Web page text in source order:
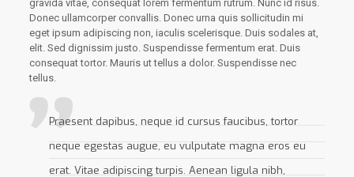
gravida vitae, consequat lorem fermentum rutrum. Nunc id risus.
Donec ullamcorper convallis. Donec urna quis sollicitudin mi
eget ipsum adipiscing non, iaculis scelerisque. Duis sodales at,
elit. Sed dignissim justo. Suspendisse fermentum erat. Duis
consequat tortor. Mauris ut tellus a dolor. Suspendisse nec
tellus.
Praesent dapibus, neque id cursus faucibus, tortor
neque egestas augue, eu vulputate magna eros eu
erat. Vitae adipiscing turpis. Aenean ligula nibh,